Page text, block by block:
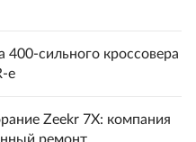
400-сильного кроссовера
e
Zeekr 7X: компания